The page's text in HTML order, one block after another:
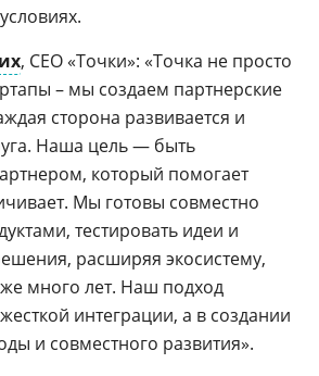
, СЕО «Точки»: «Точка не просто
– мы создаем партнерские
сторона развивается и
Наша цель — быть
который помогает
Мы готовы совместно
тестировать идеи и
расширяя экосистему,
много лет. Наш подход
интеграции, а в создании
и совместного развития».